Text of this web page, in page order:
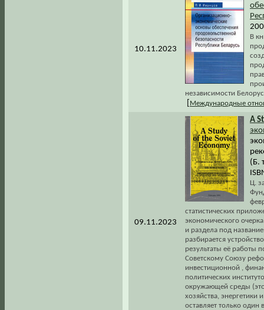
10.11.2023
В
независимости
Международные
09.11.2023
A
(Б.
Ц.
статистических
экономического
и раздела под
разбирается
результаты её работы
Советскому Союзу
инвестиционной ,
политических
окружающей среды
хозяйства, энергетики
оставляет только